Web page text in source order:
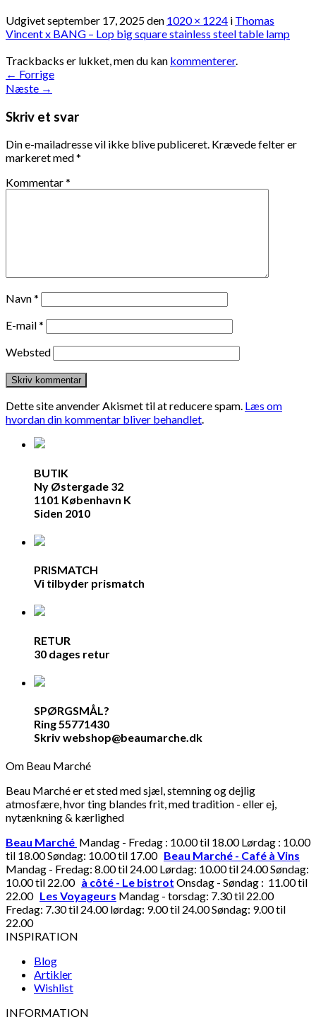
Udgivetseptember 17, 2025den 1020 × 1224 i Thomas
Vincent x BANG – Lop big square stainless steel table lamp
Trackbacks er lukket, men du kan kommenterer.
← Forrige
Næste →
Skriv et svar
Din e-mailadresse vil ikke blive publiceret. Krævede felter er
markeret med*
Kommentar*
Navn*
E-mail*
Websted
Dette site anvender Akismet til at reducere spam. Læs om
hvordan din kommentar bliver behandlet.
BUTIK
Ny Østergade 32
1101 København K
Siden 2010
PRISMATCH
Vi tilbyder prismatch
RETUR
30 dages retur
SPØRGSMÅL?
Ring 55771430
Skriv webshop@beaumarche.dk
Om Beau Marché
Beau Marché er et sted med sjæl, stemning og dejlig
atmosfære, hvor ting blandes frit, med tradition - eller ej,
nytænkning & kærlighed
Beau Marché Mandag - Fredag : 10.00 til 18.00 Lørdag : 10.00
til 18.00 Søndag: 10.00 til 17.00 Beau Marché - Café à Vins
Mandag - Fredag: 8.00 til 24.00 Lørdag: 10.00 til 24.00 Søndag:
10.00 til 22.00 à côté - Le bistrot Onsdag - Søndag : 11.00 til
22.00 Les Voyageurs Mandag - torsdag: 7.30 til 22.00
Fredag: 7.30 til 24.00 lørdag: 9.00 til 24.00 Søndag: 9.00 til
22.00
INSPIRATION
Blog
Artikler
Wishlist
INFORMATION